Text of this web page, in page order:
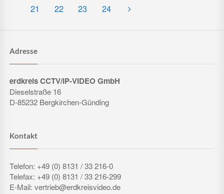
21
22 23 24
Adresse
erdkreis CCTV/IP-VIDEO GmbH
Dieselstraße 16
D-85232 Bergkirchen-Günding
Kontakt
Telefon: +49 (0) 8131 / 33 216-0
Telefax: +49 (0) 8131 / 33 216-299
E-Mail: vertrieb@erdkreisvideo.de